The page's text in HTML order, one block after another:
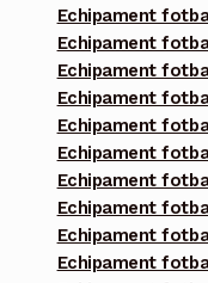
Echipament
Echipament
Echipament
Echipament
Echipament
Echipament
Echipament
Echipament
Echipament
Echipament